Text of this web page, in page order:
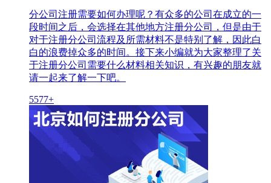
分公司注册需要如何办理呢？有众多的公司在成立的一
段时间之后，会选择在其他地方注册分公司，但是由于
对于注册分公司流程及所需材料不是特别了解，因此白
白的浪费掉众多的时间。接下来小编就为大家整理了关
于注册分公司需要什么材料相关知识，有兴趣的朋友就
请一起来了解一下吧。
5577+